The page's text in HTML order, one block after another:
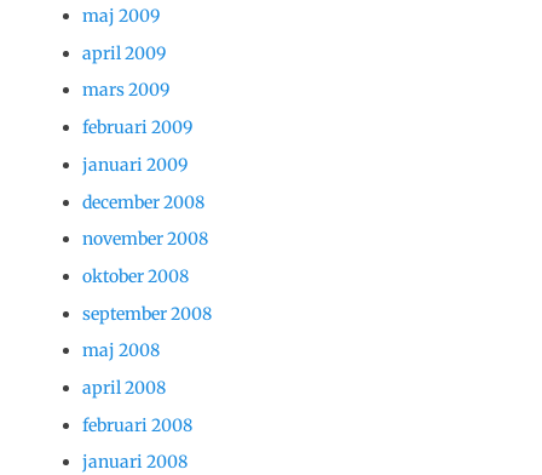
maj 2009
april 2009
mars 2009
februari 2009
januari 2009
december 2008
november 2008
oktober 2008
september 2008
maj 2008
april 2008
februari 2008
januari 2008